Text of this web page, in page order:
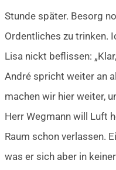
Stunde später. Besorg
Ordentliches zu trinken.
Lisa nickt beflissen:
André spricht weiter an
machen wir hier weiter,
Herr Wegmann will Luft
Raum schon verlassen.
was er sich aber in